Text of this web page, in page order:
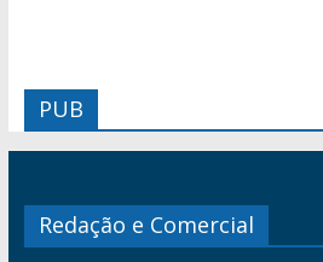
PUB
Redação e Comercial